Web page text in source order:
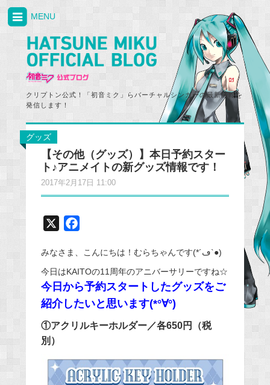
クリプトン公式！「初音ミク」らバーチャルシンガーの最新情報を
発信します！
MENU
グッズ
【その他（グッズ）】本日予約スター
ト♪アニメイトの新グッズ情報です！
2017年2月17日 11:00
c
e
b
o
k
みなさま、こんにちは！むらちゃんです(*´ڡ`●)
今日はKAITOの11周年のアニバーサリーですね☆
今日から予約スタートしたグッズをご
紹介したいと思います(*°∀°)
①アクリルキーホルダー／各650円（税
別）